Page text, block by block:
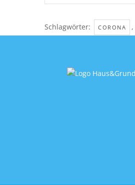
Schlagwörter: CORONA ,